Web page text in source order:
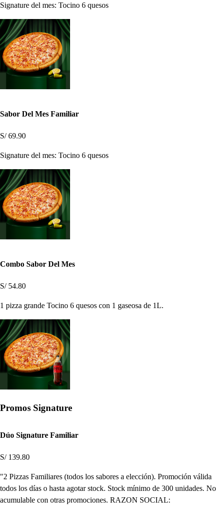
Signature del mes: Tocino 6 quesos
Sabor Del Mes Familiar
S/ 69.90
Signature del mes: Tocino 6 quesos
Combo Sabor Del Mes
S/ 54.80
1 pizza grande Tocino 6 quesos con 1 gaseosa de 1L.
Promos Signature
Dúo Signature Familiar
S/ 139.80
"2 Pizzas Familiares (todos los sabores a elección). Promoción válida
todos los días o hasta agotar stock. Stock mínimo de 300 unidades. No
acumulable con otras promociones. RAZON SOCIAL: